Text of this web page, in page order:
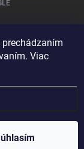
Viac
vyhradené.